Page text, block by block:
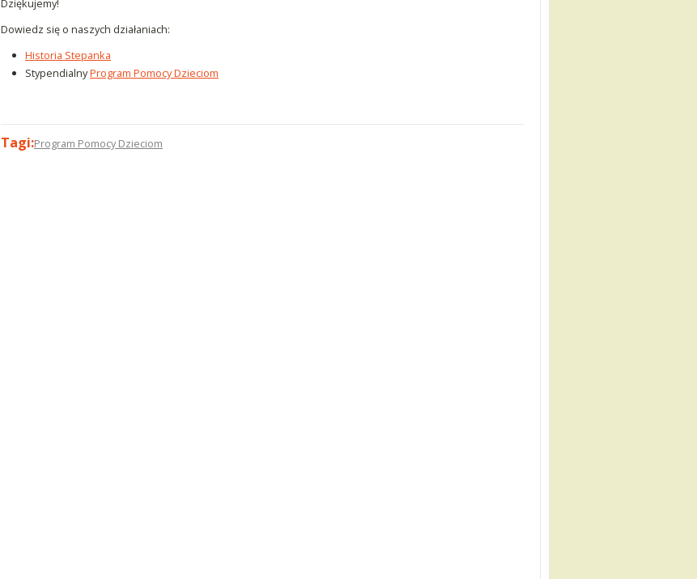
Dziękujemy!
Dowiedz się o naszych działaniach:
Historia Stepanka
StypendialnyProgram Pomocy Dzieciom
Tagi:Program Pomocy Dzieciom